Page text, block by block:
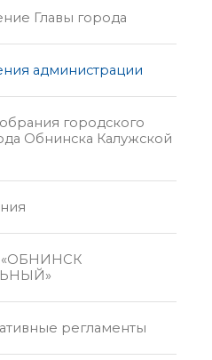
Главы города
администрации
городского
Обнинска Калужской
«ОБНИНСК
регламенты